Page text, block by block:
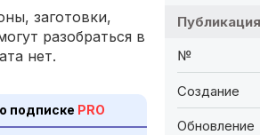
заготовки,
разобраться в
нет.
подписке PRO
№
Создание
Обновление